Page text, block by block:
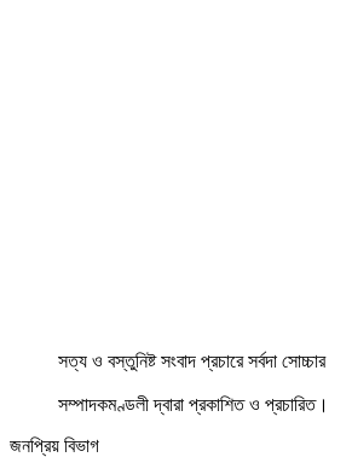
সত্য ও বস্তুনিষ্ট সংবাদ প্রচারে সর্বদা সোচ্চার
সম্পাদকমণ্ডলী দ্বারা প্রকাশিত ও প্রচারিত।
জনপ্রিয় বিভাগ